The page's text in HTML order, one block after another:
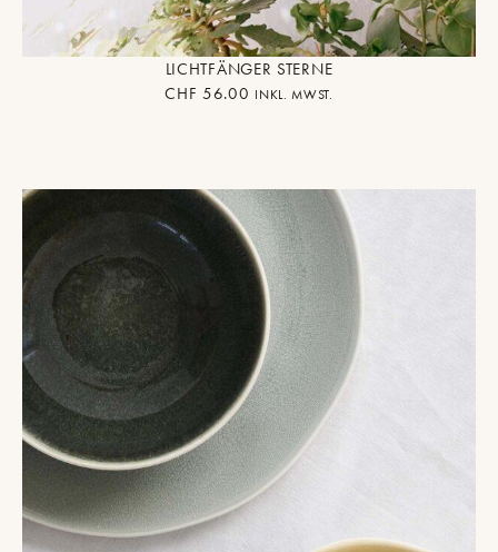
LICHTFÄNGER STERNE
CHF 56.00 INKL. MWST.